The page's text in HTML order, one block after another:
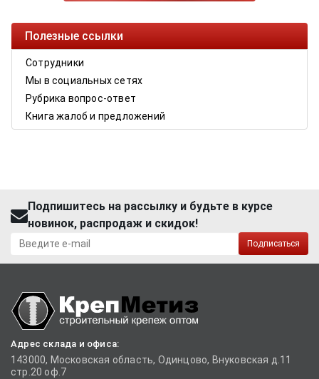
Полезные ссылки
Сотрудники
Мы в социальных сетях
Рубрика вопрос-ответ
Книга жалоб и предложений
Подпишитесь на рассылку и будьте в курсе
новинок, распродаж и скидок!
Подписаться
Адрес склада и офиса:
143000, Московская область, Одинцово, Внуковская д.11
стр.20 оф.7